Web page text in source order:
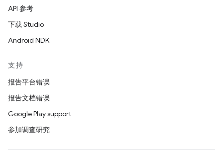
API 参考
下载 Studio
Android NDK
支持
报告平台错误
报告文档错误
Google Play support
参加调查研究